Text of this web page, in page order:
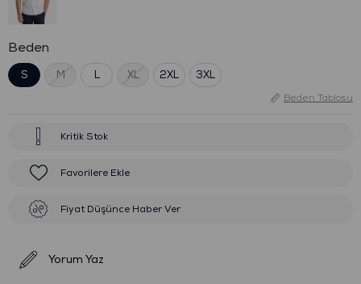
Beden
S M L XL 2XL 3XL
Beden Tablosu
Kritik Stok
Favorilere Ekle
Fiyat Düşünce Haber Ver
Yorum Yaz